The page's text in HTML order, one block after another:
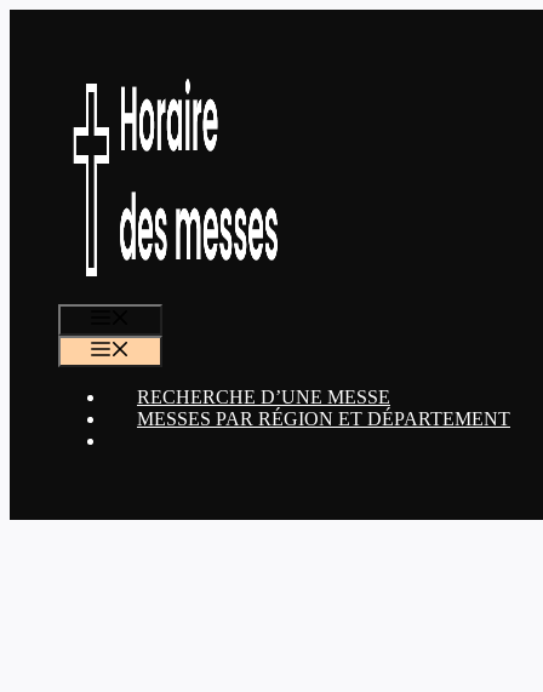
RECHERCHE D’UNE MESSE
MESSES PAR RÉGION ET DÉPARTEMENT